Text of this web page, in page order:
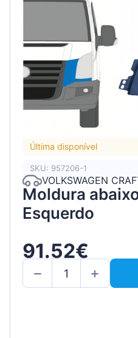
Última disponível
SKU: 957206-1
VOLKSWAGEN
Moldura
Esquerdo
91.52€